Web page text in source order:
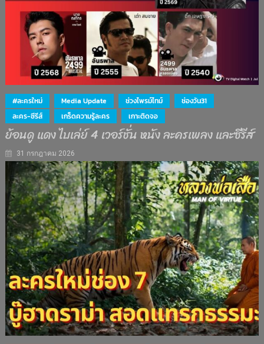
#ละครใหม่ Media Update ช่วงไพรม์ไทม์
ช่องวัน31
ละคร-ซีรีส์
เกร็ดความรู้ละคร เกาะติดจอ
ย้อนดู แดง ไบเล่ย์ 4 เวอร์ชั่น หนัง ละครเพลง และซีรีส์
31 กรกฎาคม 2026